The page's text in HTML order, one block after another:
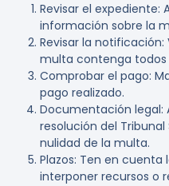
Revisar el expediente:
información sobre la
Revisar la notificación:
multa contenga todos
Comprobar el pago:
pago realizado.
Documentación legal:
resolución del
nulidad de la multa.
Plazos: Ten en cuenta
interponer recursos o